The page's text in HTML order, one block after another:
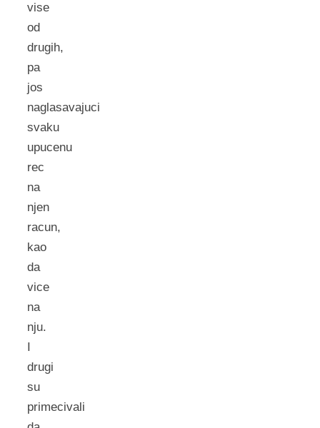
vise
od
drugih,
pa
jos
naglasavajuci
svaku
upucenu
rec
na
njen
racun,
kao
da
vice
na
nju.
I
drugi
su
primecivali